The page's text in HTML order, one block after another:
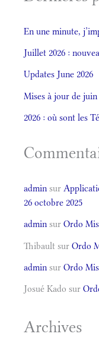
En une minute,
Juillet 2026 :
Updates June 2026
Mises à jour de juin
2026 : où sont les
admin sur
26 octobre 2025
admin sur Ordo
Thibault sur Ordo
admin sur Ordo
Josué Kado sur
Archives